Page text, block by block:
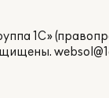
1С»